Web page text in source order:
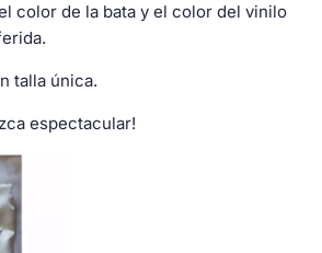
color de la bata y el color del vinilo
talla única.
espectacular!